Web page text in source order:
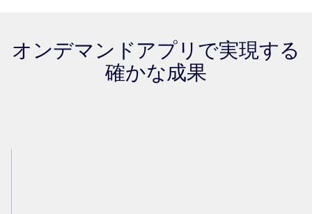
オンデマンドアプリで実現する
確かな成果